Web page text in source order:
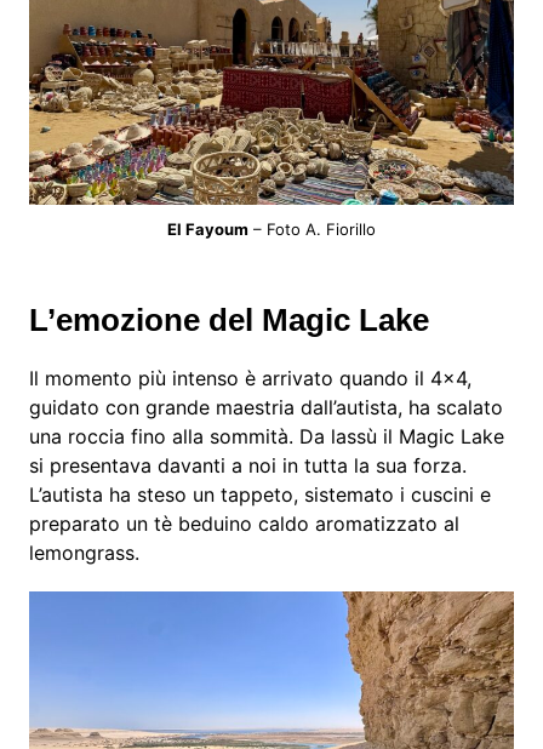
El Fayoum – Foto A. Fiorillo
L’emozione del Magic Lake
Il momento più intenso è arrivato quando il 4×4,
guidato con grande maestria dall’autista, ha scalato
una roccia fino alla sommità. Da lassù il Magic Lake
si presentava davanti a noi in tutta la sua forza.
L’autista ha steso un tappeto, sistemato i cuscini e
preparato un tè beduino caldo aromatizzato al
lemongrass.